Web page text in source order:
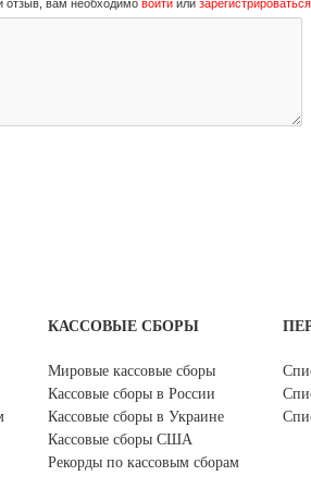
отзыв, вам необходимо войтиили зарегистрироваться
КАССОВЫЕ СБОРЫ
Мировые кассовые сборы
Кассовые сборы в России
Кассовые сборы в Украине
Кассовые сборы США
Рекорды по кассовым сборам